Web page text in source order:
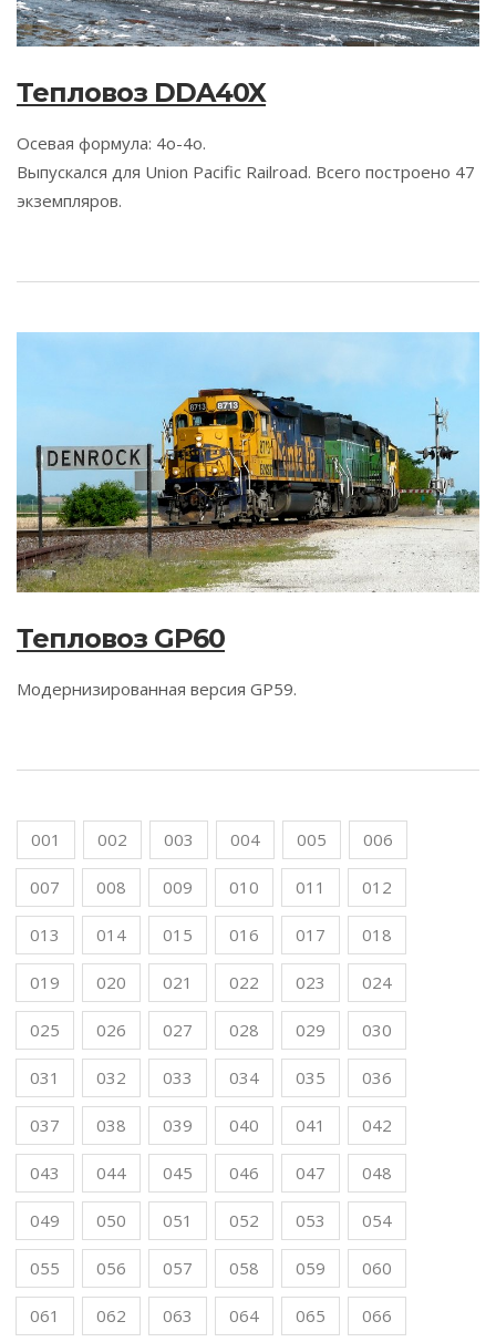
Тепловоз DDA40X
Осевая формула: 4о-4о.
Выпускался для Union Pacific Railroad. Всего построено 47
экземпляров.
Тепловоз GP60
Модернизированная версия GP59.
001 002 003 004 005 006
007 008 009 010 011 012
013 014 015 016 017 018
019 020 021 022 023 024
025 026 027 028 029 030
031 032 033 034 035 036
037 038 039 040 041 042
043 044 045 046 047 048
049 050 051 052 053 054
055 056 057 058 059 060
061 062 063 064 065 066